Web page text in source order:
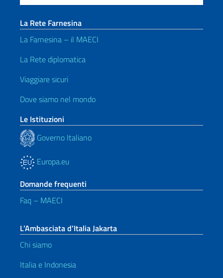
La Rete Farnesina
La Farnesina – il MAECI
La Rete diplomatica
Viaggiare sicuri
Dove siamo nel mondo
Le Istituzioni
Governo Italiano
Europa.eu
Domande frequenti
Faq – MAECI
L’Ambasciata d’Italia Jakarta
Chi siamo
Italia e Indonesia